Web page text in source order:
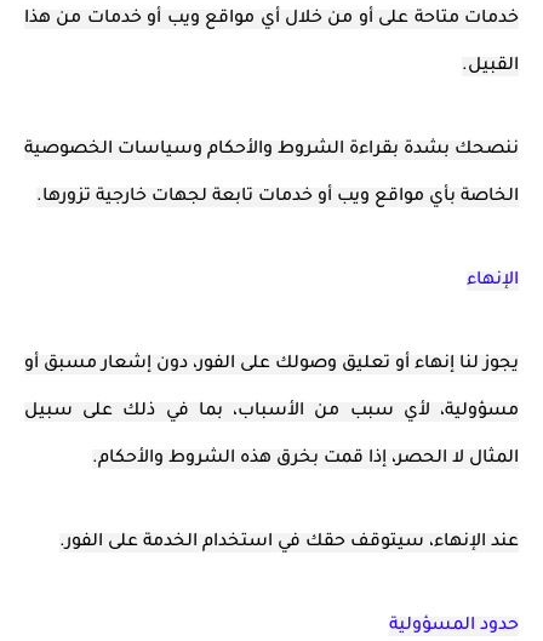
خدمات متاحة على أو من خلال أي مواقع ويب أو خدمات من هذا
القبيل.
ننصحك بشدة بقراءة الشروط والأحكام وسياسات الخصوصية
الخاصة بأي مواقع ويب أو خدمات تابعة لجهات خارجية تزورها.
الإنهاء
يجوز لنا إنهاء أو تعليق وصولك على الفور، دون إشعار مسبق أو
مسؤولية، لأي سبب من الأسباب، بما في ذلك على سبيل
المثال لا الحصر، إذا قمت بخرق هذه الشروط والأحكام.
عند الإنهاء، سيتوقف حقك في استخدام الخدمة على الفور.
حدود المسؤولية